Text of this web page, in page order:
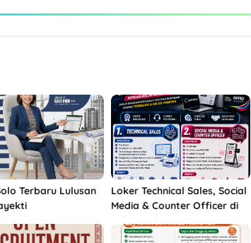
Terbaru Lulusan
Loker Technical Sales, Social
Media & Counter Officer di
Indographia Prima Utama
Solo Raya